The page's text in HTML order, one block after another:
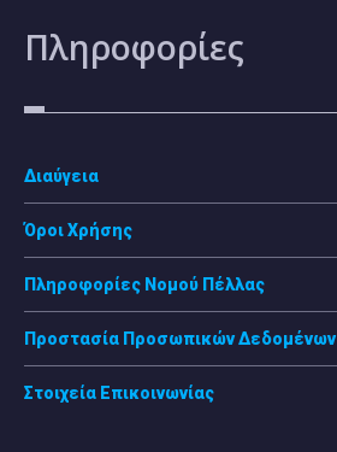
Πληροφορίες
Διαύγεια
Όροι Χρήσης
Πληροφορίες Νομού Πέλλας
Προστασία Προσωπικών Δεδομένων
Στοιχεία Επικοινωνίας